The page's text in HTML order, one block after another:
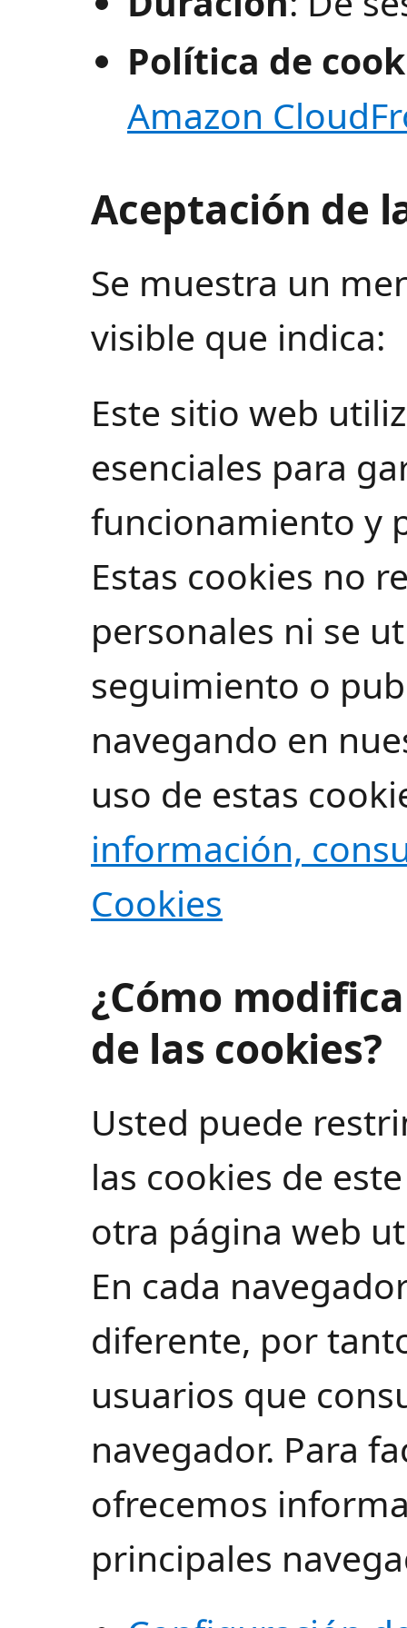
Política de
Amazon
Aceptación de
Se muestra un
visible que indica:
Este sitio web
esenciales para
funcionamiento y
Estas cookies no
personales ni se
seguimiento o
navegando en
uso de estas
información,
Cookies
¿Cómo
de las cookies?
Usted puede
las cookies de
otra página web
En cada
diferente, por
usuarios que
navegador. Para
ofrecemos
principales